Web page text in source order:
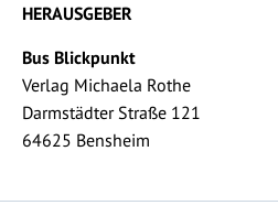
HERAUSGEBER
Bus Blickpunkt
Verlag Michaela Rothe
Darmstädter Straße 121
64625 Bensheim